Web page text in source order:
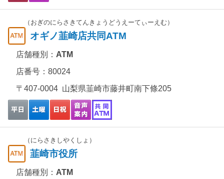
（おぎのにらさきてんきょうどうえーてぃーえむ）
オギノ韮崎店共同ATM
店舗種別： ATM
店番号：80024
〒407-0004 山梨県韮崎市藤井町南下條205
（にらさきしやくしょ）
韮崎市役所
店舗種別： ATM